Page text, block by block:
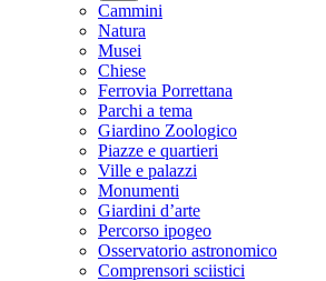
Cammini
Natura
Musei
Chiese
Ferrovia Porrettana
Parchi a tema
Giardino Zoologico
Piazze e quartieri
Ville e palazzi
Monumenti
Giardini d’arte
Percorso ipogeo
Osservatorio astronomico
Comprensori sciistici